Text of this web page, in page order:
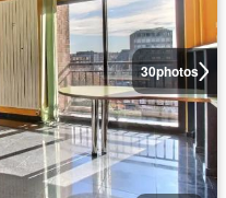
30photos